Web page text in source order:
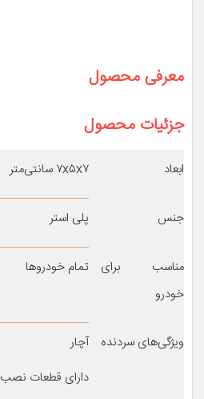
معرفی محصول
جزئیات محصول
ابعاد ۷x۵x۷ سانتی‌متر
جنس پلی استر
مناسب برای
خودرو
تمام خودروها
ویژگی‌های سردنده
آچار
دارای قطعات نصب